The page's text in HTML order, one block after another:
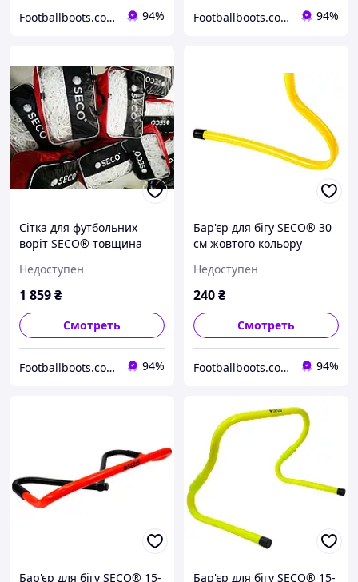
Footballboots.com.ua 94% Footballboots.com.ua 94%
Сітка для футбольних
воріт SECO® товщина
5.0*2.0*1.5 м
Недоступен
1 859₴
Смотреть
Footballboots.com.ua 94%
Бар'єр для бігу SECO® 30
см жовтого кольору
Недоступен
240₴
Смотреть
Footballboots.com.ua 94%
Бар'єр для бігу SECO® 15- Бар'єр для бігу SECO® 15-